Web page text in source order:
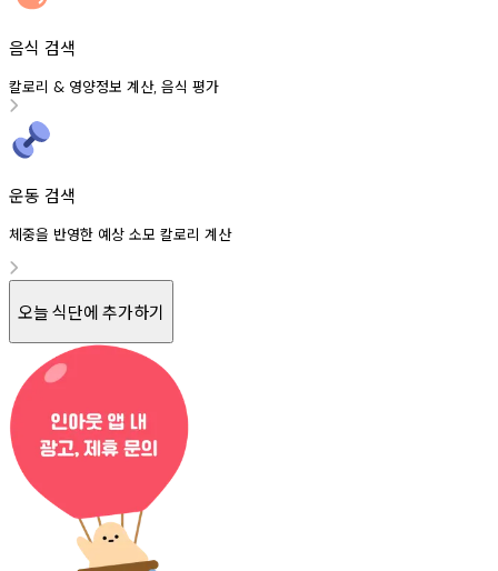
음식 검색
칼로리 & 영양정보 계산, 음식 평가
운동 검색
체중을 반영한 예상 소모 칼로리 계산
오늘 식단에 추가하기